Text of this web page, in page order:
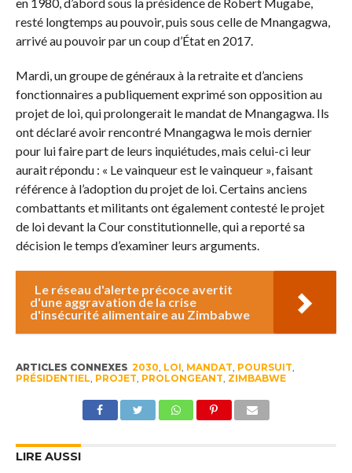
en 1980, d’abord sous la présidence de Robert Mugabe,
resté longtemps au pouvoir, puis sous celle de Mnangagwa,
arrivé au pouvoir par un coup d’État en 2017.
Mardi, un groupe de généraux à la retraite et d’anciens
fonctionnaires a publiquement exprimé son opposition au
projet de loi, qui prolongerait le mandat de Mnangagwa. Ils
ont déclaré avoir rencontré Mnangagwa le mois dernier
pour lui faire part de leurs inquiétudes, mais celui-ci leur
aurait répondu : « Le vainqueur est le vainqueur », faisant
référence à l’adoption du projet de loi. Certains anciens
combattants et militants ont également contesté le projet
de loi devant la Cour constitutionnelle, qui a reporté sa
décision le temps d’examiner leurs arguments.
Le réseau d'alerte précoce avertit
d'une aggravation de la crise
d'insécurité alimentaire au Zimbabwe
ARTICLES CONNEXES 2030, LOI, MANDAT, POURSUIT,
PRÉSIDENTIEL, PROJET, PROLONGEANT, ZIMBABWE
LIRE AUSSI